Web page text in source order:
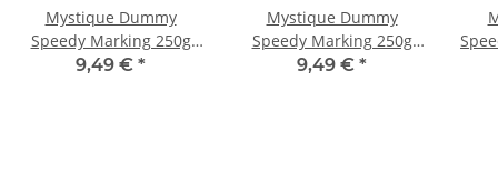
Mystique Dummy
Speedy Marking 250g
schwarz / lila
9,49 € *
Mystique Dummy
Speedy Marking 250g
schwarz / hellblau
9,49 € *